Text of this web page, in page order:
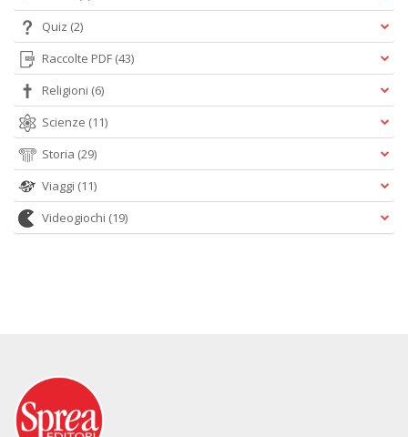
Quiz (2)
Raccolte PDF (43)
Religioni (6)
Scienze (11)
Storia (29)
Viaggi (11)
Videogiochi (19)